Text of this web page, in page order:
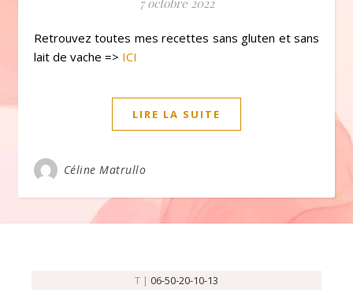
7 octobre 2022
Retrouvez toutes mes recettes sans gluten et sans
lait de vache => ICI
LIRE LA SUITE
Céline Matrullo
T | 06-50-20-10-13